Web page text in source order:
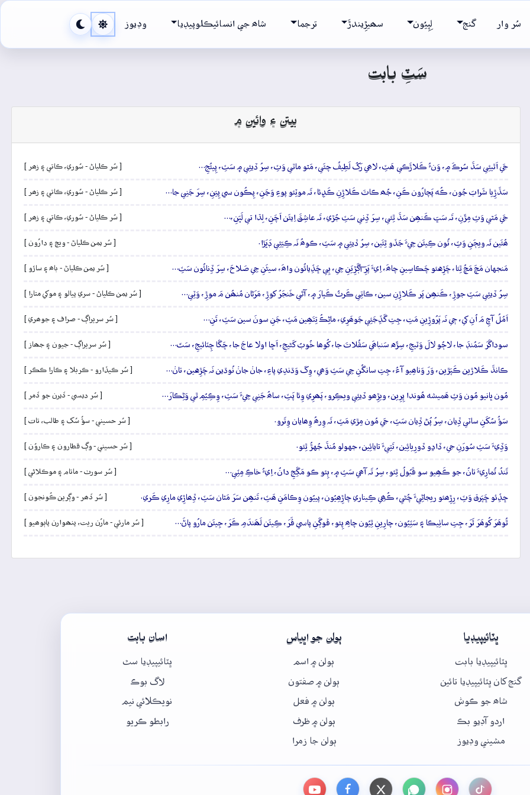
سُر وار گنج لِپِيُون سھيڙِيندڙَ ترجما شاھ جي انسائيڪلوپيڊيا وڊيوز
سَٽِ بابت
بيتن ۽ وائين ۾
جَي اَٿيئِي سَڌَ سُرڪَ ۾، وَنءُ ڪَلاڙَڪي ھَٽِ، لاھي رَکُ لَطِيفُ چئَي، مَٿو ماٽي وَٽِ، سِرُ ڏيئِي ۾ سَٽِ، پِيئُجِ… [ سُر ڪلياڻ - سُوري، ڪاتي ۽ زھر ]
سَڌَڙِيا شَرابَ جُون، ڪُه پَچارُون ڪَنِ، جُھ ڪاتَ ڪَلاڙِنِ ڪَڍِئا، تَہ موٽِئو پوءِ وَڃَنِ، پِڪُون سي پِيَنِ، سِرَ جَنِي جا… [ سُر ڪلياڻ - سُوري، ڪاتي ۽ زھر ]
جَي مَٿي وَٽِ مِڙَنِ، تَہ سَڀَ ڪَنھِن سَڌَ ٿِئي، سِرَ ڏِني سَٽِ جُڙي، تَہ عاشِقَ اِيئَن اَچَنِ، لِڌا تي لَڀَنِ،… [ سُر ڪلياڻ - سُوري، ڪاتي ۽ زھر ]
ھُئَين تَہ ويڄَنِ وَٽِ، تُون ڪِيئَن جِيءَ جَڏو ٿِئَين، سِرُ ڏيئِي ۾ سَٽِ، ڪوھُ نَہ ڪِيَئِي ڊَڀَڙا. [ سُر يمن ڪلياڻ - ويڄ ۽ دارُون ]
مَنجهان مَچَ مَچُ ٿِئا، چَڙِهئو چَڪاسِينِ چاھَ، اِيءَ پَرِ آڳَڙِيَنِ جِي، ٻِي ڇَڏِيائُون واھَ، سيڻَنِ جِي صَلاحَ، سِرَ ڏِنائُون سَٽِ… [ سُر يمن ڪلياڻ - باھ ۽ ساڙو ]
سِرُ ڏيئِي سَٽِ جوڙِ، ڪَنھِن پَر ڪَلاڙِنِ سين، ڪاتِي ڪَرٽُ ڪَپارَ ۾، آڻي خَنجَرُ کوڙِ، مَرَڻان مُنھُن مَ موڙِ، وَٽِي… [ سُر يمن ڪلياڻ - سري پيالو ۽ موکي متارا ]
اَمُلُ آڇِ مَ اُنِ کي، جٖي نَہ پَرُوڙِينِ مَتِ، جِتِ گَڏِجَئِي جَوھَرِي، ماڻِڪُ تِتَھِين مَٽِ، جَنِ سونَ سين سَٽِ، تَنِ… [ سُر سريراڳ - صراف ۽ جوھري ]
سوداگَرَ سَمُنڊَ جا، لاڄُو لالَ وَٽيجِ، سِڙَه سَنباھَي سَقُلاتَ جا، کُوھا خُوبُ کَڻيجِ، اَڇا اولا عاجَ جا، چَڱا چِٽائيجِ، سَتَ… [ سُر سريراڳ - جيون ۽ جھاز ]
ڪانڌَ ڪَلاڙين ڪَپَڙين، وَرَ وَناھِيو آءُ، جِتِ سانگُنِ جِي سَٽِ وَھي، وِکَ وَڌندِي پاءِ، جانۡ جانۡ نُوڌين نَہ چَڙِهين، تانۡ… [ سُر ڪيڏارو - ڪربلا ۽ ڪارا ڪڪر ]
مُون ڀانيو مُون وَٽِ ھَميشه ھُوندا پِرِين، ويڙِھو ڏيئِي ويڪِرو، پَھرِي وِئا پَٽِ، ساھُ جَنِي جِيءَ سَٽِ، وِڪِيُمِ ٿي وَڻِڪارَ… [ سُر ديسي - ڏيرن جو ڏمر ]
سَؤُ سُکَنِ ساٽي ڏِيان، سِرُ پُڻ ڏِيان سَٽِ، جَي مُون مِڙي مَٽِ، تَہ وِرھُ وِھايان وِتَرو. [ سُر حسيني - سؤُ سُک ۽ طالب، تات ]
وَڏِيءَ سَٽِ سُورَنِ جي، ڏاڍو ڏورِيائِين، تَتِيءَ تايائِين، جهولو مُنڌَ جُهڙُ ٿِئو. [ سُر حسيني - وڳ قطارون ۽ ڪاروُن ]
تَندُ تُمارِيءَ تانُ، جو ڪَھِيو سو قَبُولُ ٿِئو، سِرُ تَہ آھي سَٽِ ۾، ٻِئو ڪو مَڱِجِ دانُ، اِيءُ خاڪِ مِٽِي… [ سُر سورٺ - ماتام ۽ موڪلاڻي ]
ڇڏِئو ڇَپَرق وَٽِ، رِڙِھئو ريجاڻِيءَ چُڻي، ڪُھِي ڪِيناري چاڙِھِيُون، پييُون وِڪامَنِ ھَٽِ، تَنھِن سَرَ مَٿان سَٽِ، ڏِھاڙِي مارِي ڪَري. [ سُر ڏھر - وڳرين ڪُونجون ]
ٿُوھَرَ کُوھَرَ ٿَرَ، جِتِ ساٺِيڪا ۽ سَٽِيُون، چارِينِ ٿِيُون چاھِ پِئو، ڦوڳَنِ پاسي ڦَرَ، ڪِيئَن لَھَندَمِ ڪَرَ، جِيئَن مارُو پاڻَ… [ سُر مارئي - مارُن ريت، پنھوارن پاٻوھيو ]
ڀٽائيپيڊيا
ڀٽائيپيڊيا بابت
گنج کان ڀٽائيپيڊيا تائين
شاھ جو ڪوش
اردو آڊيو بڪ
مشيني وڊيوز
ٻولن جو اڀياس
ٻولن ۾ اسم
ٻولن ۾ صفتون
ٻولن ۾ فعل
ٻولن ۾ ظرف
ٻولن جا زمرا
اسان بابت
ڀٽائيپيڊيا سٿ
لاگ بوڪ
نويڪلائي نيم
رابطو ڪريو